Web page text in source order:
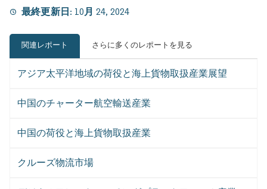
最終更新日: 10月 24, 2024
関連レポート さらに多くのレポートを見る
アジア太平洋地域の荷役と海上貨物取扱産業展望
中国のチャーター航空輸送産業
中国の荷役と海上貨物取扱産業
クルーズ物流市場